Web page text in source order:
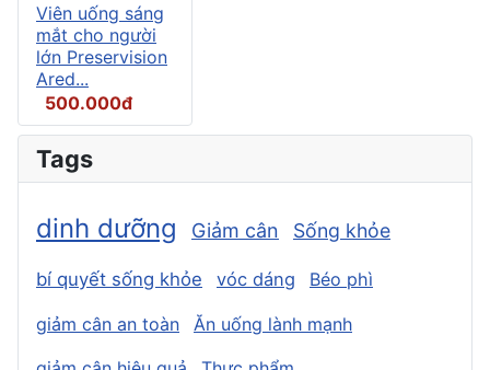
Viên uống sáng
mắt cho người
lớn Preservision
Ared...
500.000đ
Tags
dinh dưỡng Giảm cân Sống khỏe
bí quyết sống khỏe vóc dáng Béo phì
giảm cân an toàn
Ăn uống lành mạnh